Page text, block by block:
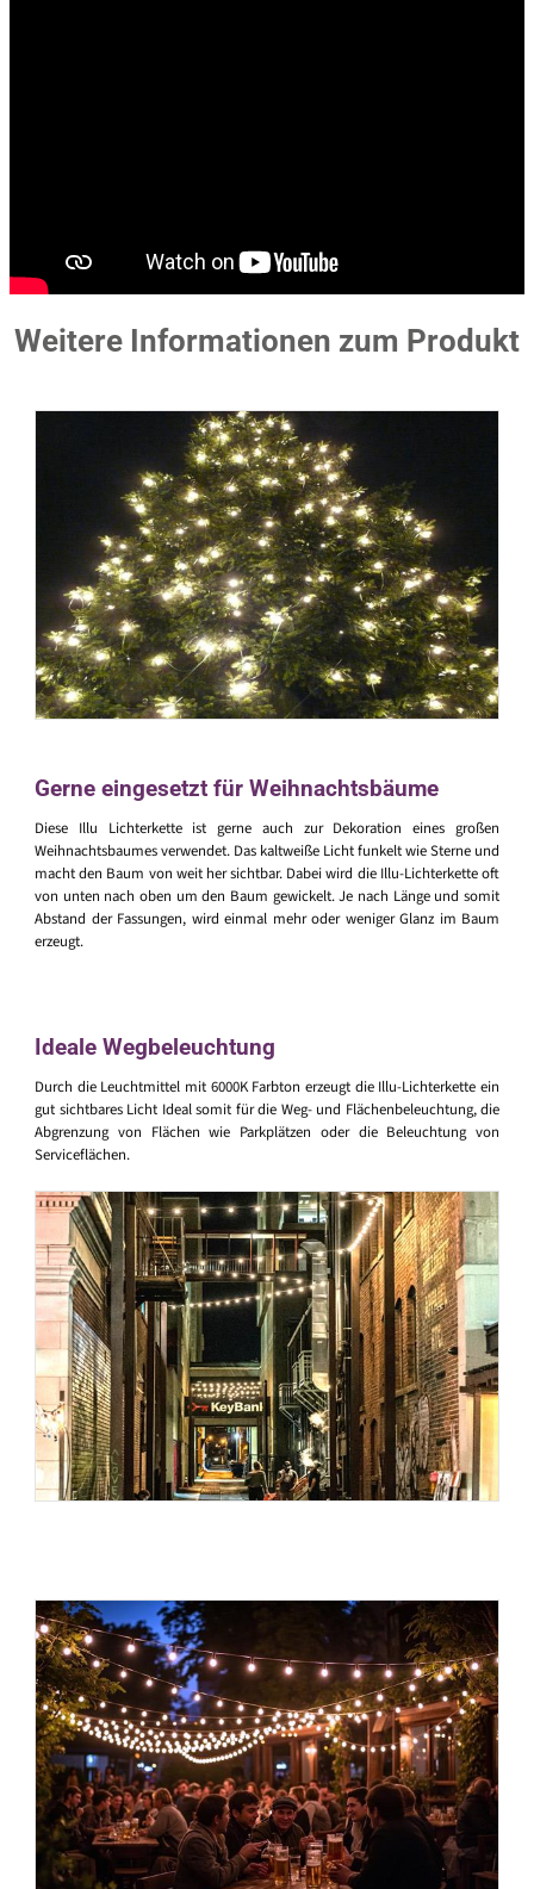
Weitere Informationen zum Produkt
Gerne eingesetzt für Weihnachtsbäume
Diese Illu Lichterkette ist gerne auch zur Dekoration eines großen
Weihnachtsbaumes verwendet. Das kaltweiße Licht funkelt wie Sterne und
macht den Baum von weit her sichtbar. Dabei wird die Illu-Lichterkette oft
von unten nach oben um den Baum gewickelt. Je nach Länge und somit
Abstand der Fassungen, wird einmal mehr oder weniger Glanz im Baum
erzeugt.
Ideale Wegbeleuchtung
Durch die Leuchtmittel mit 6000K Farbton erzeugt die Illu-Lichterkette ein
gut sichtbares Licht Ideal somit für die Weg- und Flächenbeleuchtung, die
Abgrenzung von Flächen wie Parkplätzen oder die Beleuchtung von
Serviceflächen.